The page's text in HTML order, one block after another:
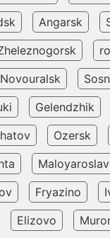
Angarsk
Novouralsk
Gelendzhik
Ozersk
Fryazino
Elizovo